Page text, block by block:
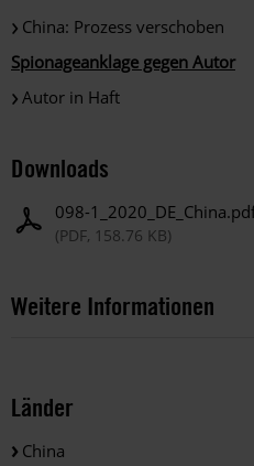
China: Prozess verschoben
Spionageanklage gegen Autor
Autor in Haft
Downloads
098-
(PDF, 158.76 KB)
Weitere Informationen
Länder
China